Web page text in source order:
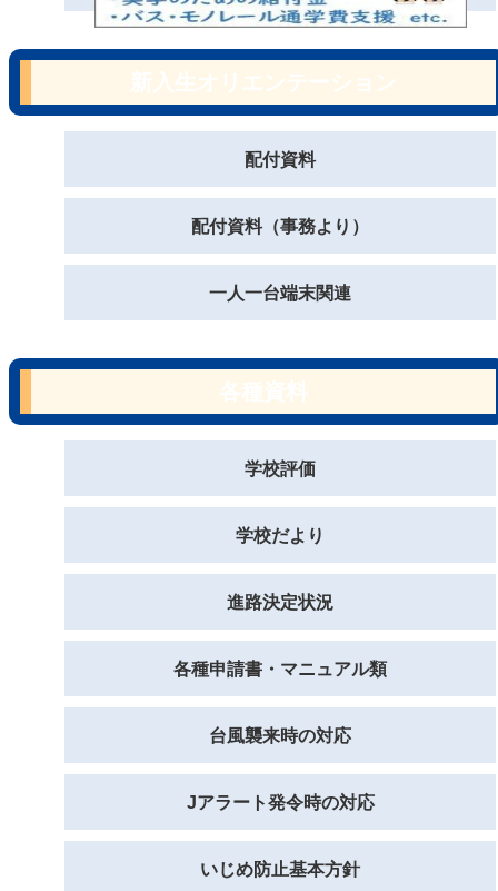
配付資料
配付資料（事務より）
一人一台端末関連
学校評価
学校だより
進路決定状況
各種申請書・マニュアル類
台風襲来時の対応
Jアラート発令時の対応
いじめ防止基本方針